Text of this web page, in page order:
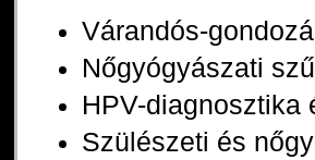
Várandós-
Nőgyógyászati
HPV-diagnosztika
Szülészeti és